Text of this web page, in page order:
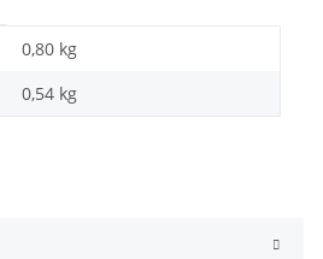
0,80 kg
0,54 kg